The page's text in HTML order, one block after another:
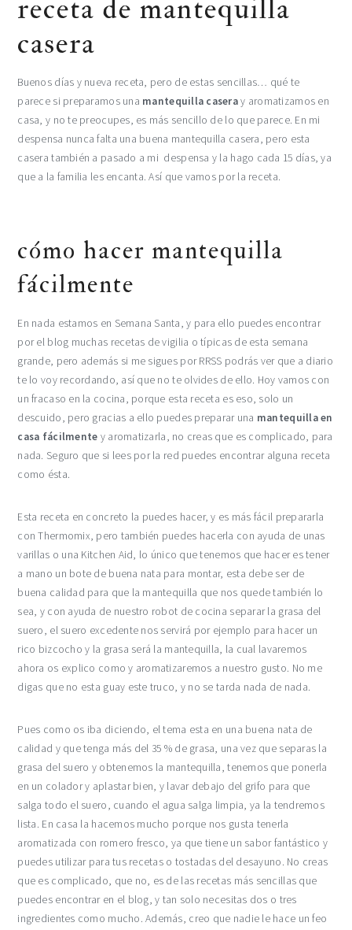
receta de mantequilla
casera
Buenos días y nueva receta, pero de estas sencillas… qué te
parece si preparamos una mantequilla caseray aromatizamos en
casa, y no te preocupes, es más sencillo de lo que parece. En mi
despensa nunca falta una buena mantequilla casera, pero esta
casera también a pasado a mi despensa y la hago cada 15 días, ya
que a la familia les encanta. Así que vamos por la receta.
cómo hacer mantequilla
fácilmente
En nada estamos en Semana Santa, y para ello puedes encontrar
por el blog muchas recetas de vigilia o típicas de esta semana
grande, pero además si me sigues por RRSS podrás ver que a diario
te lo voy recordando, así que no te olvides de ello. Hoy vamos con
un fracaso en la cocina, porque esta receta es eso, solo un
descuido, pero gracias a ello puedes preparar una mantequilla en
casa fácilmente y aromatizarla, no creas que es complicado, para
nada. Seguro que si lees por la red puedes encontrar alguna receta
como ésta.
Esta receta en concreto la puedes hacer, y es más fácil prepararla
con Thermomix, pero también puedes hacerla con ayuda de unas
varillas o una Kitchen Aid, lo único que tenemos que hacer es tener
a mano un bote de buena nata para montar, esta debe ser de
buena calidad para que la mantequilla que nos quede también lo
sea, y con ayuda de nuestro robot de cocina separar la grasa del
suero, el suero excedente nos servirá por ejemplo para hacer un
rico bizcocho y la grasa será la mantequilla, la cual lavaremos
ahora os explico como y aromatizaremos a nuestro gusto. No me
digas que no esta guay este truco, y no se tarda nada de nada.
Pues como os iba diciendo, el tema esta en una buena nata de
calidad y que tenga más del 35 % de grasa, una vez que separas la
grasa del suero y obtenemos la mantequilla, tenemos que ponerla
en un colador y aplastar bien, y lavar debajo del grifo para que
salga todo el suero, cuando el agua salga limpia, ya la tendremos
lista. En casa la hacemos mucho porque nos gusta tenerla
aromatizada con romero fresco, ya que tiene un sabor fantástico y
puedes utilizar para tus recetas o tostadas del desayuno. No creas
que es complicado, que no, es de las recetas más sencillas que
puedes encontrar en el blog, y tan solo necesitas dos o tres
ingredientes como mucho. Además, creo que nadie le hace un feo